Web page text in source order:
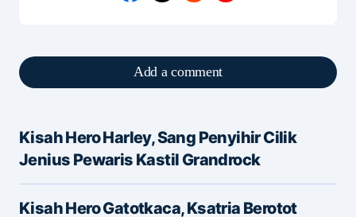
Add a comment
Alamat email Anda tidak akan dipublikasikan.
Ruas yang wajib ditandai*
Message*
Kisah Hero Harley, Sang Penyihir Cilik
Jenius Pewaris Kastil Grandrock
Kisah Hero Gatotkaca, Ksatria Berotot